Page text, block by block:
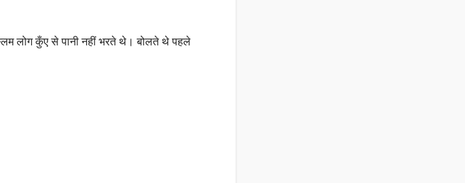
लोग कुँए से पानी नहीं भरते थे। बोलते थे पहले